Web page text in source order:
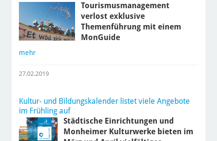
Tourismusmanagement
verlost exklusive
Themenführung mit einem
MonGuide
mehr
27.02.2019
Kultur- und Bildungskalender listet viele Angebote
im Frühling auf
Städtische Einrichtungen und
Monheimer Kulturwerke bieten im